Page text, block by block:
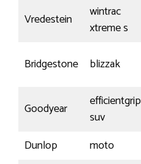
Vredestein
wintrac
xtreme s
Bridgestone blizzak
Goodyear
efficientgrip
suv
Dunlop
moto